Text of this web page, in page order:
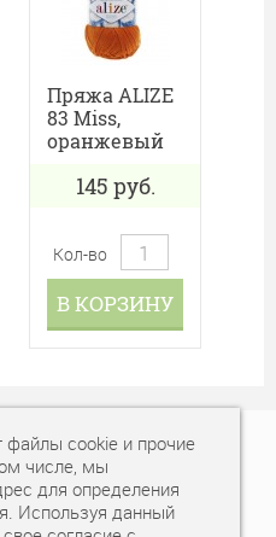
Пряжа ALIZE
83 Miss,
оранжевый
145 руб.
Кол-во
В КОРЗИНУ
77-77
с 10:00 - 20:00
файлы cookie и прочие
числе, мы
для определения
Используя данный